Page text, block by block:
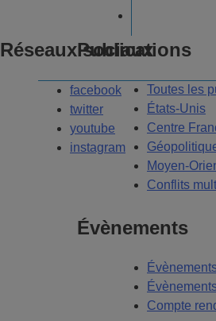
Réseaux sociaux
facebook
twitter
youtube
instagram
Publications
Toutes les
États-Unis
Centre
Moyen-
Conflits
Évènements
Compte